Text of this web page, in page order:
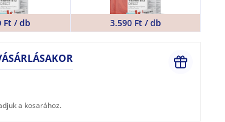
Ft / db 3.590 Ft / db
a kosarához.